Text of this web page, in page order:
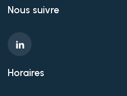
Nous suivre
Horaires